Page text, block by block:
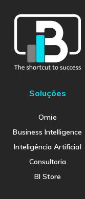
Soluções
Omie
Business Intelligence
Inteligência Artificial
Consultoria
BI Store